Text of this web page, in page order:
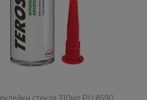
стекла 310мл PU 8590